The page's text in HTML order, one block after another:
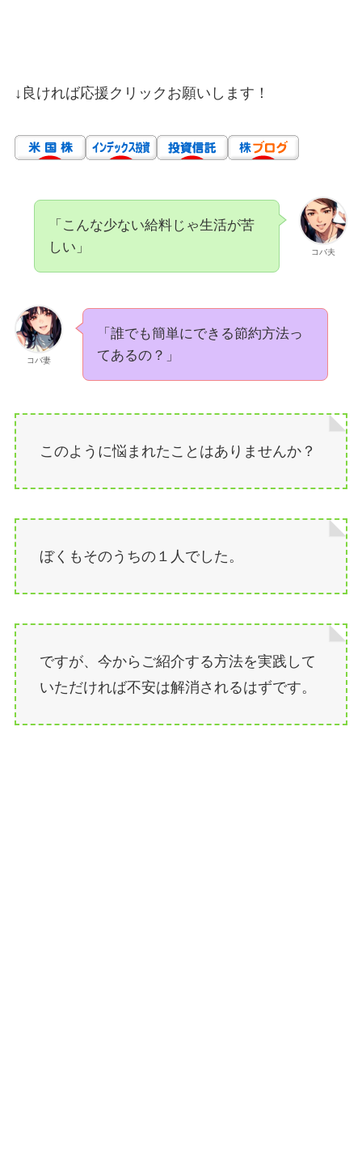
↓良ければ応援クリックお願いします！
コバ夫
「こんな少ない給料じゃ生活が苦
しい」
コバ妻
「誰でも簡単にできる節約方法っ
てあるの？」
このように悩まれたことはありませんか？
ぼくもそのうちの１人でした。
ですが、今からご紹介する方法を実践して
いただければ不安は解消されるはずです。